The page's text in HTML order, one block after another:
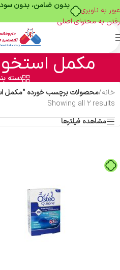
بدون ضامن، بدون سود
عبور به ناوبری
رفتن به محتوای اصلی
مکمل
دسته
خانه/محصولات برچسب خورده “مکمل
Showing all 2 results
مشاهده فیلترها